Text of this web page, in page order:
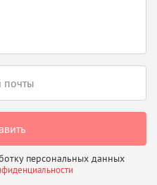
персональных данных